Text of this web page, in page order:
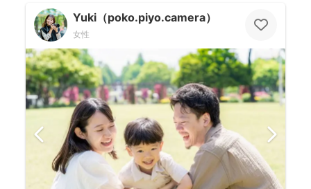
Yuki（poko.piyo.camera）
女性